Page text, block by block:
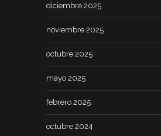
diciembre 2025
noviembre 2025
octubre 2025
mayo 2025
febrero 2025
octubre 2024